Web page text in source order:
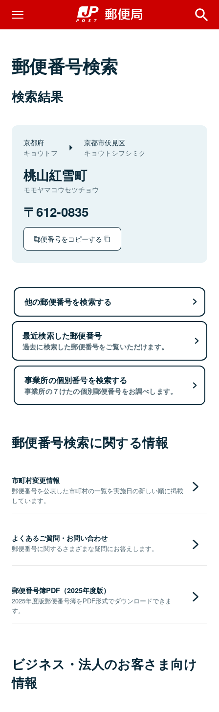
郵便番号検索
検索結果
京都府
キョウトフ
京都市伏見区
キョウトシフシミク
桃山紅雪町
モモヤマコウセツチョウ
612-0835
郵便番号をコピーする
他の郵便番号を検索する
最近検索した郵便番号
過去に検索した郵便番号をご覧いただけます。
事業所の個別番号を検索する
事業所の７けたの個別郵便番号をお調べします。
郵便番号検索に関する情報
市町村変更情報
郵便番号を公表した市町村の一覧を実施日の新しい順に掲載
しています。
よくあるご質問・お問い合わせ
郵便番号に関するさまざまな疑問にお答えします。
郵便番号簿PDF（2025年度版）
2025年度版郵便番号簿をPDF形式でダウンロードできま
す。
ビジネス・法人のお客さま向け
情報